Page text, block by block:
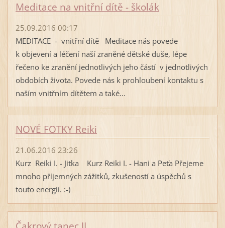
Meditace na vnitřní dítě - školák
25.09.2016 00:17
MEDITACE - vnitřní dítě Meditace nás povede
k objevení a léčení naší zraněné dětské duše, lépe
řečeno ke zranění jednotlivých jeho částí v jednotlivých
obdobích života. Povede nás k prohloubení kontaktu s
naším vnitřním dítětem a také...
NOVÉ FOTKY Reiki
21.06.2016 23:26
Kurz Reiki I. - Jitka Kurz Reiki I. - Hani a Peťa Přejeme
mnoho příjemných zážitků, zkušeností a úspěchů s
touto energií. :-)